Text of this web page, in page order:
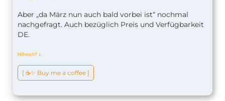
Aber „da März nun auch bald vorbei ist“ nochmal
nachgefragt. Auch bezüglich Preis und Verfügbarkeit
DE.
Hilfreich? ↆ
[ ☕️✨ Buy me a coffee ]